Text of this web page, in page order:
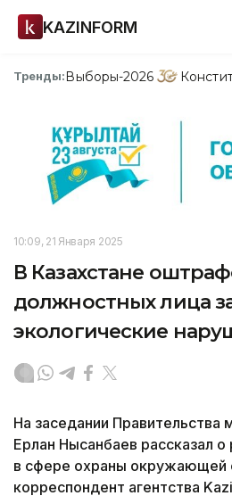
KAZINFORM
Тренды:Выборы-2026
10:09, 21 Января 2025
В Казахстане
должностных лица
экологические
На заседании Правительства
Ерлан Нысанбаев рассказал о
в сфере охраны окружающей
корреспондент агентства